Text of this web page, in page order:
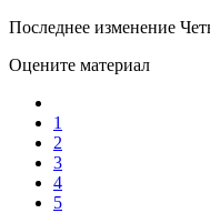
Последнее изменение
Оцените материал
1
2
3
4
5